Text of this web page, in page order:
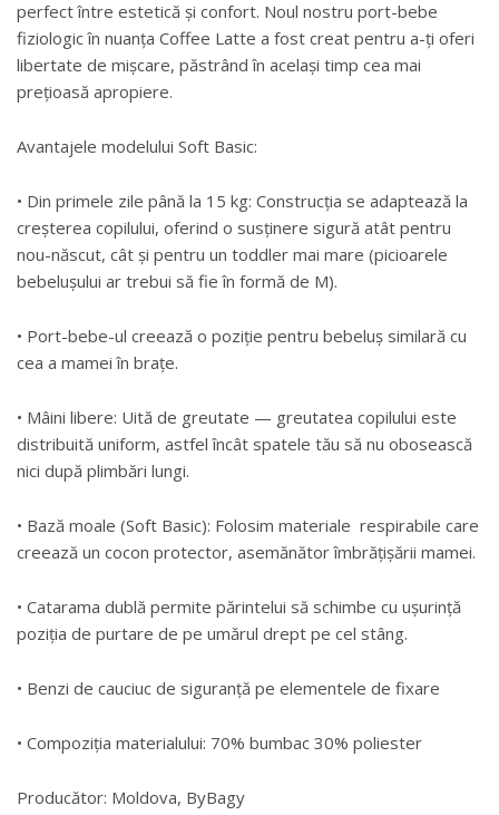
perfect între estetică și confort. Noul nostru port-bebe
fiziologic în nuanța Coffee Latte a fost creat pentru a-ți oferi
libertate de mișcare, păstrând în același timp cea mai
prețioasă apropiere.
Avantajele modelului Soft Basic:
• Din primele zile până la 15 kg: Construcția se adaptează la
creșterea copilului, oferind o susținere sigură atât pentru
nou-născut, cât și pentru un toddler mai mare (picioarele
bebelușului ar trebui să fie în formă de M).
• Port-bebe-ul creează o poziție pentru bebeluș similară cu
cea a mamei în brațe.
• Mâini libere: Uită de greutate — greutatea copilului este
distribuită uniform, astfel încât spatele tău să nu obosească
nici după plimbări lungi.
• Bază moale (Soft Basic): Folosim materiale respirabile care
creează un cocon protector, asemănător îmbrățișării mamei.
• Catarama dublă permite părintelui să schimbe cu ușurință
poziția de purtare de pe umărul drept pe cel stâng.
• Benzi de cauciuc de siguranță pe elementele de fixare
• Compoziția materialului: 70% bumbac 30% poliester
Producător: Moldova, ByBagy